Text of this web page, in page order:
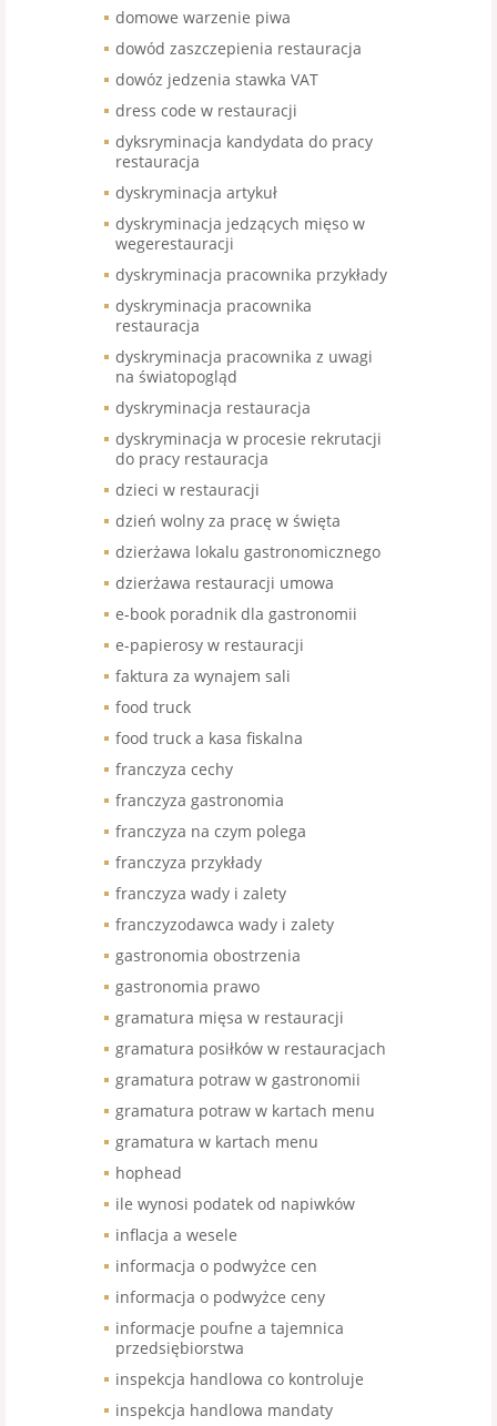
domowe warzenie piwa
dowód zaszczepienia restauracja
dowóz jedzenia stawka VAT
dress code w restauracji
dyksryminacja kandydata do pracy
restauracja
dyskryminacja artykuł
dyskryminacja jedzących mięso w
wegerestauracji
dyskryminacja pracownika przykłady
dyskryminacja pracownika
restauracja
dyskryminacja pracownika z uwagi
na światopogląd
dyskryminacja restauracja
dyskryminacja w procesie rekrutacji
do pracy restauracja
dzieci w restauracji
dzień wolny za pracę w święta
dzierżawa lokalu gastronomicznego
dzierżawa restauracji umowa
e-book poradnik dla gastronomii
e-papierosy w restauracji
faktura za wynajem sali
food truck
food truck a kasa fiskalna
franczyza cechy
franczyza gastronomia
franczyza na czym polega
franczyza przykłady
franczyza wady i zalety
franczyzodawca wady i zalety
gastronomia obostrzenia
gastronomia prawo
gramatura mięsa w restauracji
gramatura posiłków w restauracjach
gramatura potraw w gastronomii
gramatura potraw w kartach menu
gramatura w kartach menu
hophead
ile wynosi podatek od napiwków
inflacja a wesele
informacja o podwyżce cen
informacja o podwyżce ceny
informacje poufne a tajemnica
przedsiębiorstwa
inspekcja handlowa co kontroluje
inspekcja handlowa mandaty